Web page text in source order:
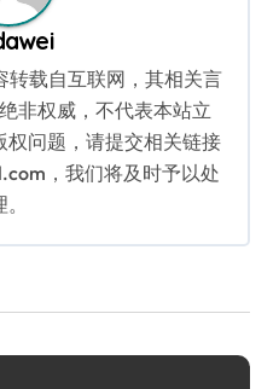
转载自互联网，其相关言
非权威，不代表本站立
问题，请提交相关链接
，我们将及时予以处